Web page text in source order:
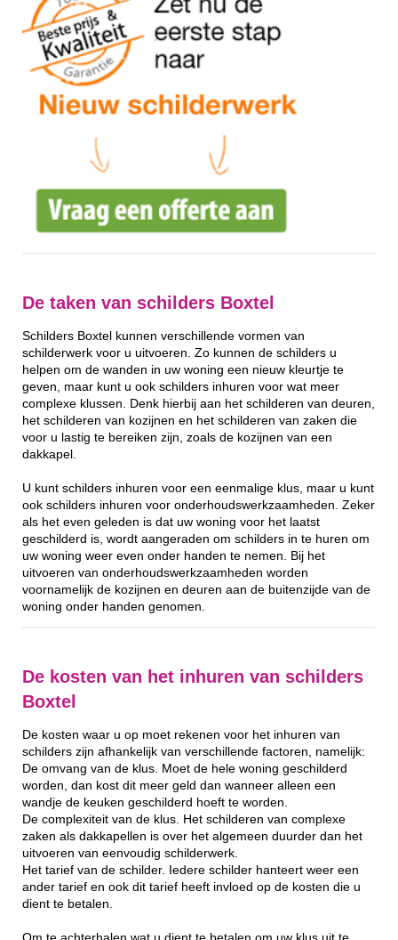
De taken van schilders Boxtel
Schilders Boxtel kunnen verschillende vormen van
schilderwerk voor u uitvoeren. Zo kunnen de schilders u
helpen om de wanden in uw woning een nieuw kleurtje te
geven, maar kunt u ook schilders inhuren voor wat meer
complexe klussen. Denk hierbij aan het schilderen van deuren,
het schilderen van kozijnen en het schilderen van zaken die
voor u lastig te bereiken zijn, zoals de kozijnen van een
dakkapel.
U kunt schilders inhuren voor een eenmalige klus, maar u kunt
ook schilders inhuren voor onderhoudswerkzaamheden. Zeker
als het even geleden is dat uw woning voor het laatst
geschilderd is, wordt aangeraden om schilders in te huren om
uw woning weer even onder handen te nemen. Bij het
uitvoeren van onderhoudswerkzaamheden worden
voornamelijk de kozijnen en deuren aan de buitenzijde van de
woning onder handen genomen.
De kosten van het inhuren van schilders
Boxtel
De kosten waar u op moet rekenen voor het inhuren van
schilders zijn afhankelijk van verschillende factoren, namelijk:
De omvang van de klus. Moet de hele woning geschilderd
worden, dan kost dit meer geld dan wanneer alleen een
wandje de keuken geschilderd hoeft te worden.
De complexiteit van de klus. Het schilderen van complexe
zaken als dakkapellen is over het algemeen duurder dan het
uitvoeren van eenvoudig schilderwerk.
Het tarief van de schilder. Iedere schilder hanteert weer een
ander tarief en ook dit tarief heeft invloed op de kosten die u
dient te betalen.